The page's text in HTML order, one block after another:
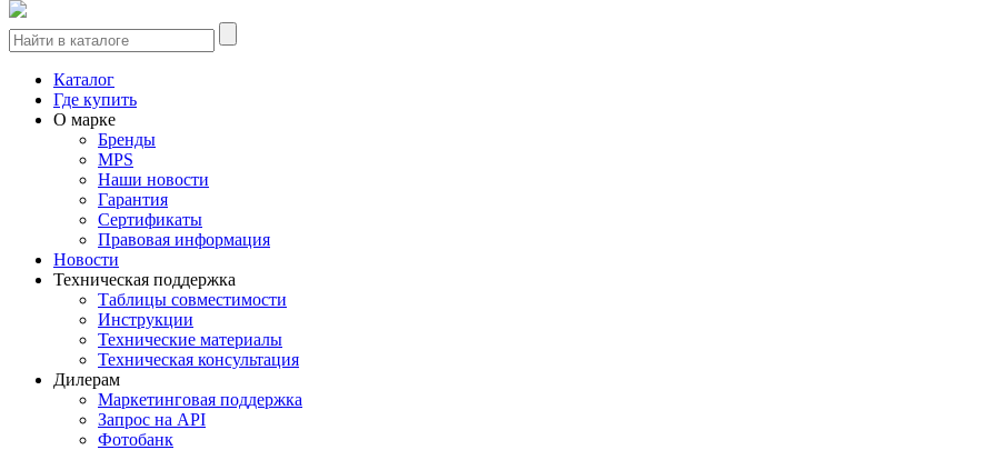
Каталог
Где купить
О марке
Бренды
MPS
Наши новости
Гарантия
Сертификаты
Правовая информация
Новости
Техническая поддержка
Таблицы совместимости
Инструкции
Технические материалы
Техническая консультация
Дилерам
Маркетинговая поддержка
Запрос на API
Фотобанк